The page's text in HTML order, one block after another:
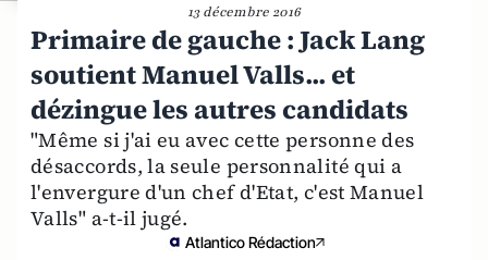
13 décembre 2016
Primaire de gauche : Jack Lang
soutient Manuel Valls... et
dézingue les autres candidats
"Même si j'ai eu avec cette personne des
désaccords, la seule personnalité qui a
l'envergure d'un chef d'Etat, c'est Manuel
Valls" a-t-il jugé.
Atlantico Rédaction